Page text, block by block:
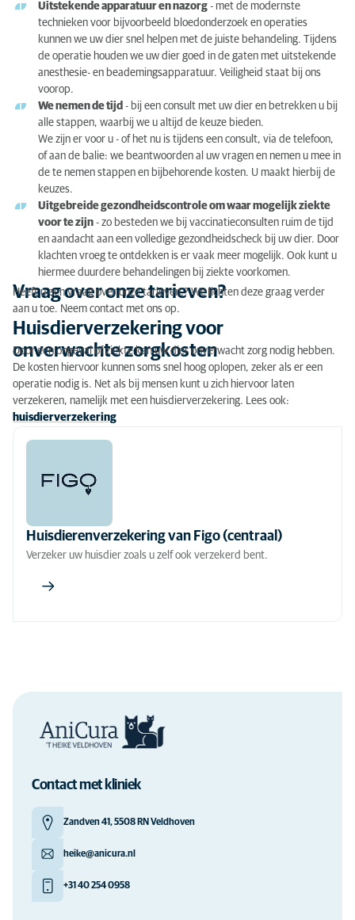
Uitstekende apparatuur en nazorg - met de modernste
technieken voor bijvoorbeeld bloedonderzoek en operaties
kunnen we uw dier snel helpen met de juiste behandeling. Tijdens
de operatie houden we uw dier goed in de gaten met uitstekende
anesthesie- en beademingsapparatuur. Veiligheid staat bij ons
voorop.
We nemen de tijd - bij een consult met uw dier en betrekken u bij
alle stappen, waarbij we u altijd de keuze bieden.
We zijn er voor u - of het nu is tijdens een consult, via de telefoon,
of aan de balie: we beantwoorden al uw vragen en nemen u mee in
de te nemen stappen en bijbehorende kosten. U maakt hierbij de
keuzes.
Uitgebreide gezondheidscontrole om waar mogelijk ziekte
voor te zijn - zo besteden we bij vaccinatieconsulten ruim de tijd
en aandacht aan een volledige gezondheidscheck bij uw dier. Door
klachten vroeg te ontdekken is er vaak meer mogelijk. Ook kunt u
hiermee duurdere behandelingen bij ziekte voorkomen.
Vraag over onze tarieven?
Heeft u een vraag over onze tarieven,? We lichten deze graag verder
aan u toe. Neem contact met ons op.
Huisdierverzekering voor
onverwachte zorgkosten
Door een ongeval of ziekte kan uw dier onverwacht zorg nodig hebben.
De kosten hiervoor kunnen soms snel hoog oplopen, zeker als er een
operatie nodig is. Net als bij mensen kunt u zich hiervoor laten
verzekeren, namelijk met een huisdierverzekering. Lees ook:
huisdierverzekering
Huisdierenverzekering van Figo (centraal)
Verzeker uw huisdier zoals u zelf ook verzekerd bent.
Contact met kliniek
Zandven 41, 5508 RN Veldhoven
heike@anicura.nl
+31 40 254 0958